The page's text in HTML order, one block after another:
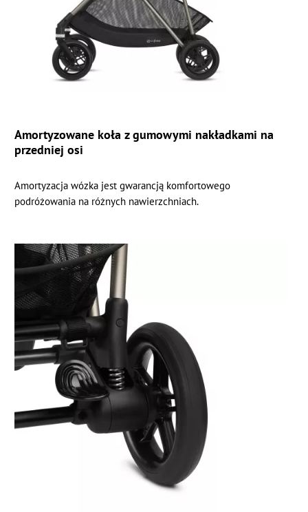
Amortyzowane koła z gumowymi nakładkami na
przedniej osi
Amortyzacja wózka jest gwarancją komfortowego
podróżowania na różnych nawierzchniach.